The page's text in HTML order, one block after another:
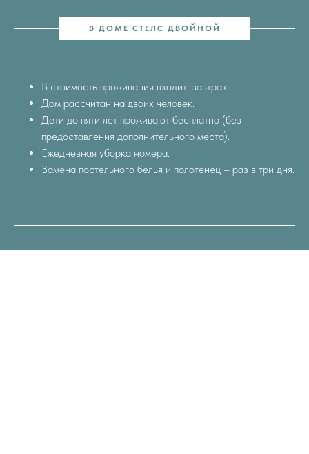
В ДОМЕ СТЕЛС ДВОЙНОЙ
В стоимость проживания входит: завтрак.
Дом рассчитан на двоих человек.
Дети до пяти лет проживают бесплатно (без
предоставления дополнительного места).
Ежедневная уборка номера.
Замена постельного белья и полотенец – раз в три дня.